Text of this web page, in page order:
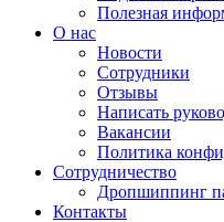
Полезная
О нас
Новости
Сотрудники
Отзывы
Написать
Вакансии
Политика
Сотрудничество
Дропшиппинг
Контакты